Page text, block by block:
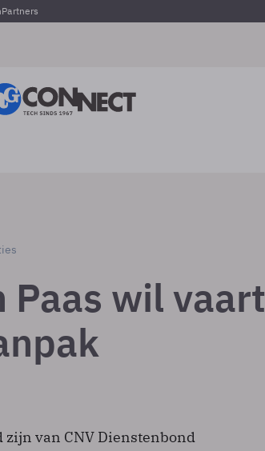
Partners
Paas wil vaart
van CNV Dienstenbond